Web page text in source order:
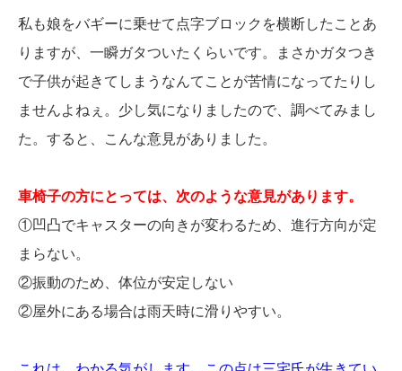
私も娘をバギーに乗せて点字ブロックを横断したことあ
りますが、一瞬ガタついたくらいです。まさかガタつき
で子供が起きてしまうなんてことが苦情になってたりし
ませんよねぇ。少し気になりましたので、調べてみまし
た。すると、こんな意見がありました。
車椅子の方にとっては、次のような意見があります。
①凹凸でキャスターの向きが変わるため、進行方向が定
まらない。
②振動のため、体位が安定しない
②屋外にある場合は雨天時に滑りやすい。